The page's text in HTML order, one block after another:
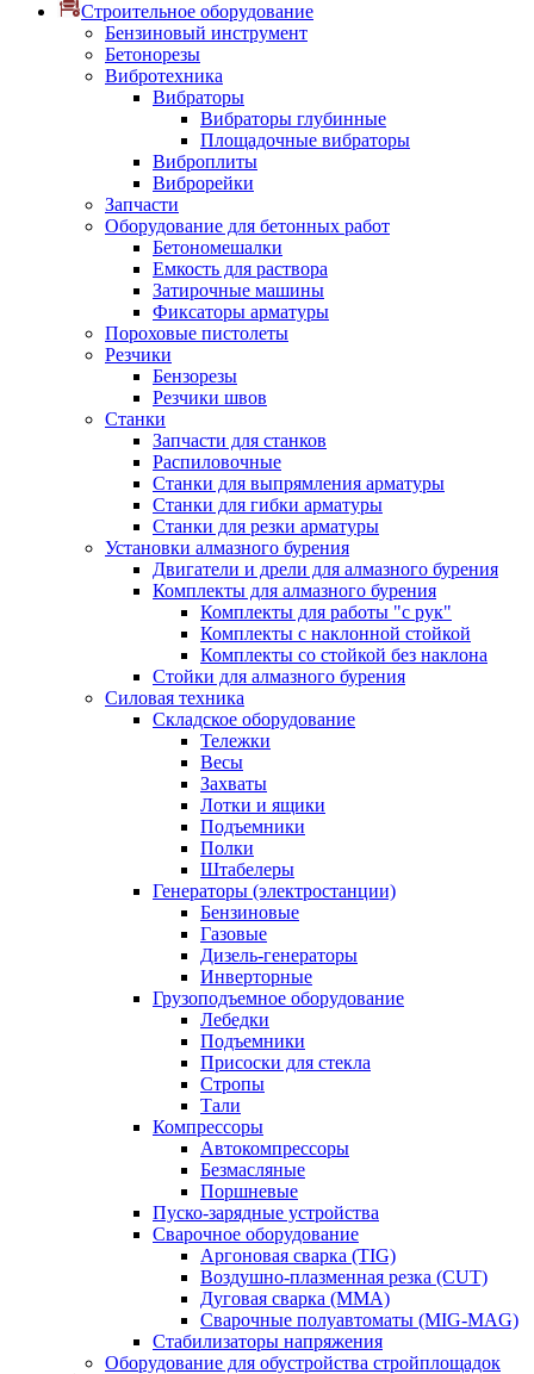
Строительное оборудование
Бензиновый инструмент
Бетонорезы
Вибротехника
Вибраторы
Вибраторы глубинные
Площадочные вибраторы
Виброплиты
Виброрейки
Запчасти
Оборудование для бетонных работ
Бетономешалки
Емкость для раствора
Затирочные машины
Фиксаторы арматуры
Пороховые пистолеты
Резчики
Бензорезы
Резчики швов
Станки
Запчасти для станков
Распиловочные
Станки для выпрямления арматуры
Станки для гибки арматуры
Станки для резки арматуры
Установки алмазного бурения
Двигатели и дрели для алмазного бурения
Комплекты для алмазного бурения
Комплекты для работы "с рук"
Комплекты с наклонной стойкой
Комплекты со стойкой без наклона
Стойки для алмазного бурения
Силовая техника
Складское оборудование
Тележки
Весы
Захваты
Лотки и ящики
Подъемники
Полки
Штабелеры
Генераторы (электростанции)
Бензиновые
Газовые
Дизель-генераторы
Инверторные
Грузоподъемное оборудование
Лебедки
Подъемники
Присоски для стекла
Стропы
Тали
Компрессоры
Автокомпрессоры
Безмасляные
Поршневые
Пуско-зарядные устройства
Сварочное оборудование
Аргоновая сварка (TIG)
Воздушно-плазменная резка (CUT)
Дуговая сварка (ММА)
Сварочные полуавтоматы (MIG-MAG)
Стабилизаторы напряжения
Оборудование для обустройства стройплощадок